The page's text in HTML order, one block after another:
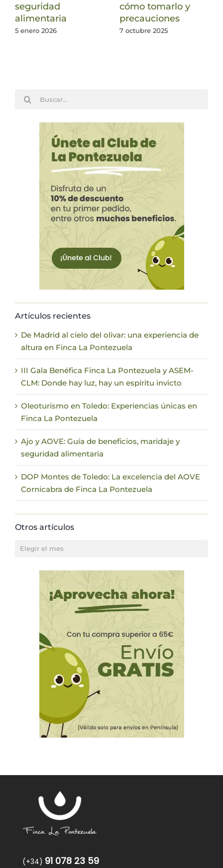
seguridad
alimentaria
5 enero 2026
cómo tomarlo y
precauciones
7 octubre 2025
Buscar:
Artículos recientes
De Madrid al cielo del olivar: una experiencia de
altura en Finca La Pontezuela
III Gala Benéfica Finca La Pontezuela y ASEM-
CLM: Donde hay luz, hay un espíritu invicto
Oleoturismo en Toledo: Experiencias únicas en
Finca La Pontezuela
Ajo y AOVE: Guía de beneficios, maridaje y
seguridad alimentaria
DOP Montes de Toledo: La excelencia del AOVE
Cornicabra de Finca La Pontezuela
Otros artículos
Otros
(+34) 91 078 23 59